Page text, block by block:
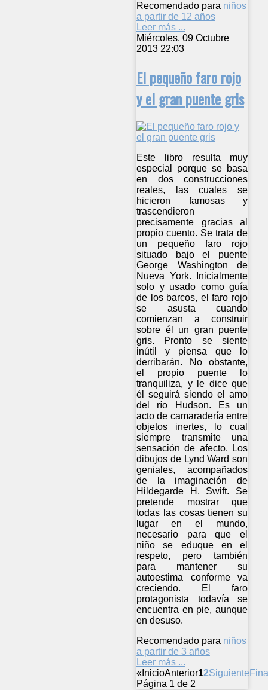
Recomendado para niños
a partir de 12 años
Leer más ...
Miércoles, 09 Octubre
2013 22:03
El pequeño faro rojo
y el gran puente gris
Este libro resulta muy
especial porque se basa
en dos construcciones
reales, las cuales se
hicieron famosas y
trascendieron
precisamente gracias al
propio cuento. Se trata de
un pequeño faro rojo
situado bajo el puente
George Washington de
Nueva York. Inicialmente
solo y usado como guía
de los barcos, el faro rojo
se asusta cuando
comienzan a construir
sobre él un gran puente
gris. Pronto se siente
inútil y piensa que lo
derribarán. No obstante,
el propio puente lo
tranquiliza, y le dice que
él seguirá siendo el amo
del río Hudson. Es un
acto de camaradería entre
objetos inertes, lo cual
siempre transmite una
sensación de afecto. Los
dibujos de Lynd Ward son
geniales, acompañados
de la imaginación de
Hildegarde H. Swift. Se
pretende mostrar que
todas las cosas tienen su
lugar en el mundo,
necesario para que el
niño se eduque en el
respeto, pero también
para mantener su
autoestima conforme va
creciendo. El faro
protagonista todavía se
encuentra en pie, aunque
en desuso.
Recomendado para niños
a partir de 3 años
Leer más ...
« InicioAnterior12Siguiente
Página 1 de 2